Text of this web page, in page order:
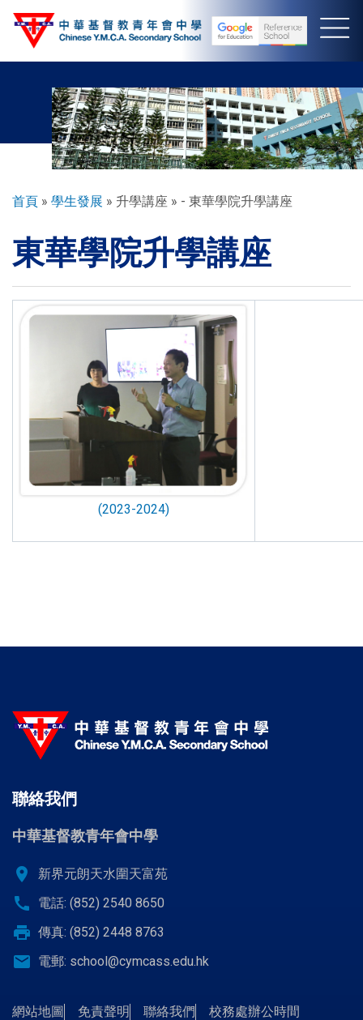
導
連
結
首頁 學生發展 升學講座 - 東華學院升學講座
東華學院升學講座
(2023-2024)
聯絡我們
中華基督教青年會中學
location_on 新界元朗天水圍天富苑
call 電話: (852) 2540 8650
print 傳真: (852) 2448 8763
email 電郵: school@cymcass.edu.hk
網站地圖 免責聲明 聯絡我們 校務處辦公時間